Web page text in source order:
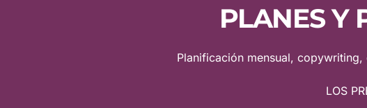
PLANES Y
Planificación mensual,
LOS